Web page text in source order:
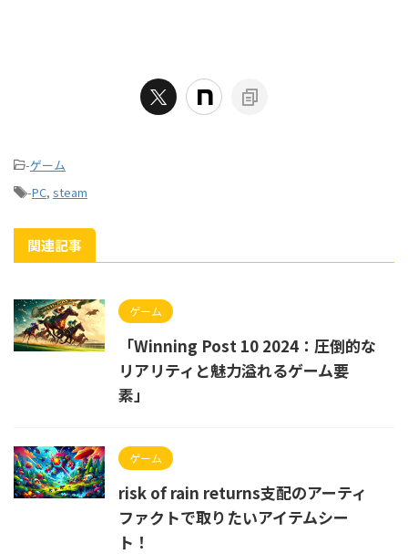
-ゲーム
-PC, steam
関連記事
ゲーム
「Winning Post 10 2024：圧倒的な
リアリティと魅力溢れるゲーム要
素」
ゲーム
risk of rain returns支配のアーティ
ファクトで取りたいアイテムシー
ト！